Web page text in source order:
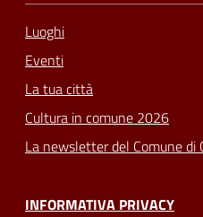
Luoghi
Eventi
La tua città
Cultura in comune 2026
La newsletter del Comune di
INFORMATIVA PRIVACY